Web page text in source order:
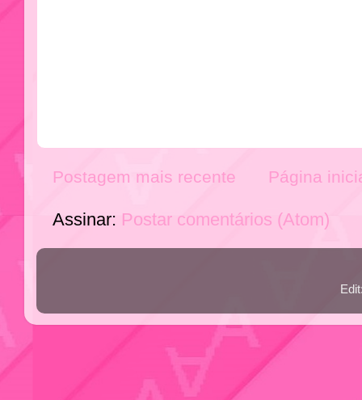
Postagem mais recente Página
Assinar: Postar comentários (Atom)